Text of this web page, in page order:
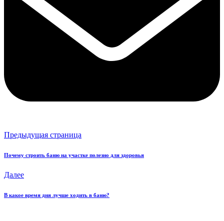
Предыдущая страница
Почему строить баню на участке полезно для здоровья
Далее
В какое время дня лучше ходить в баню?